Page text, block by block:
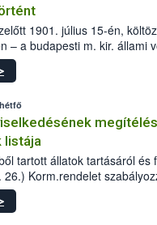
1901. július 15-én,
– a budapesti m. kir. állami
Rókus utca 15. szám alatti,
listája
tartott állatok tartásáról és
Korm.rendelet
ennek veszélye
valamint a veszélyes